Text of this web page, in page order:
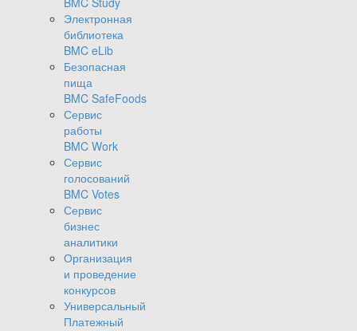
Электронная
библиотека
BMC eLib
Безопасная
пища
BMC SafeFoods
Сервис
работы
BMC Work
Сервис
голосований
BMC Votes
Сервис
бизнес
аналитики
Организация
и проведение
конкурсов
Универсальный
Платежный